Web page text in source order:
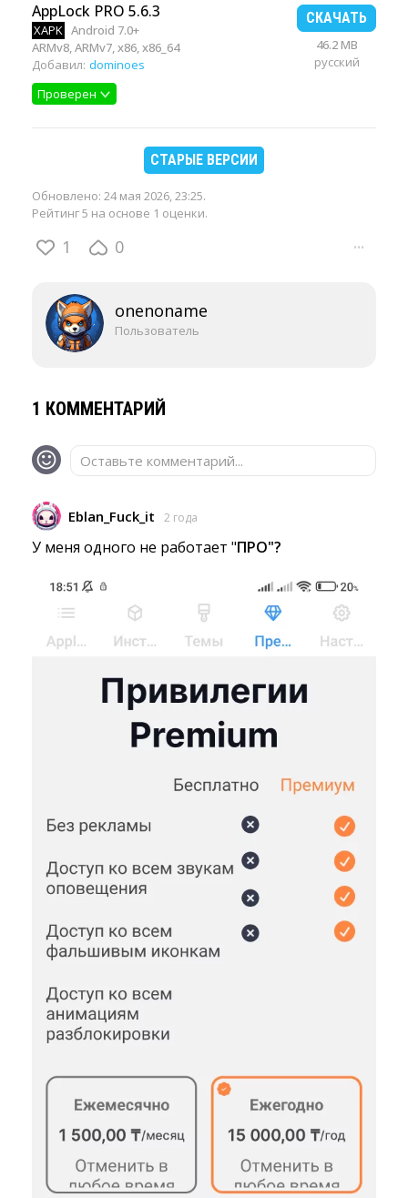
AppLock PRO 5.6.3
XAPK Android 7.0+
ARMv8, ARMv7, x86, x86_64
Добавил: dominoes
Проверен
СКАЧАТЬ
46.2 MB
русский
СТАРЫЕ ВЕРСИИ
Обновлено: 24 мая 2026, 23:25.
Рейтинг 5 на основе 1 оценки.
1 0 ···
onenoname
Пользователь
1 КОММЕНТАРИЙ
Оставьте комментарий...
Eblan_Fuck_it 2 года
У меня одного не работает "ПРО"?